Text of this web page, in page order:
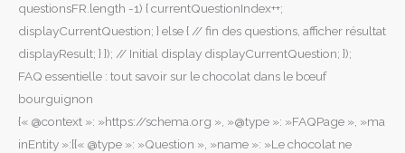
questionsFR.length -1) { currentQuestionIndex++;
displayCurrentQuestion; } else { // fin des questions, afficher résultat
displayResult; } }); // Initial display displayCurrentQuestion; });
FAQ essentielle : tout savoir sur le chocolat dans le bœuf
bourguignon
{« @context »: »https://schema.org », »@type »: »FAQPage », »ma
inEntity »:[{« @type »: »Question », »name »: »Le chocolat ne